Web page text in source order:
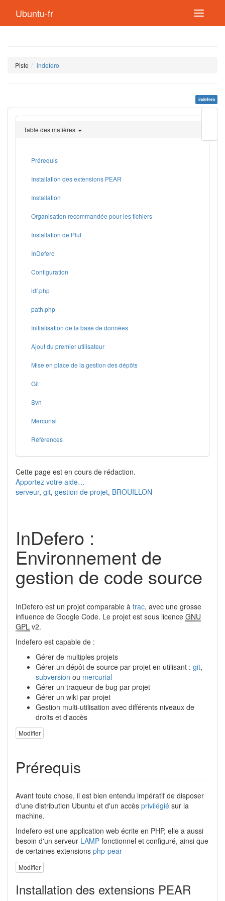
Ubuntu-fr
Piste indefero
indefero
page
Table des matières
Prérequis
Installation des extensions PEAR
Installation
Organisation recommandée pour les fichiers
Installation de Pluf
InDefero
Configuration
idf.php
path.php
Initialisation de la base de données
Ajout du premier utilisateur
Mise en place de la gestion des dépôts
Git
Svn
Mercurial
Références
Cette page est en cours de rédaction.
Apportez votre aide…
serveur, git, gestion de projet, BROUILLON
InDefero :
Environnement de
gestion de code source
InDefero est un projet comparable à trac, avec une grosse
influence de Google Code. Le projet est sous licence GNU
GPL v2.
Indefero est capable de :
Gérer de multiples projets
Gérer un dépôt de source par projet en utilisant : git,
subversion ou mercurial
Gérer un traqueur de bug par projet
Gérer un wiki par projet
Gestion multi-utilisation avec différents niveaux de
droits et d'accès
Modifier
Prérequis
Avant toute chose, il est bien entendu impératif de disposer
d'une distribution Ubuntu et d'un accès privilégié sur la
machine.
Indefero est une application web écrite en PHP, elle a aussi
besoin d'un serveur LAMP fonctionnel et configuré, ainsi que
de certaines extensions php-pear
Modifier
Installation des extensions PEAR